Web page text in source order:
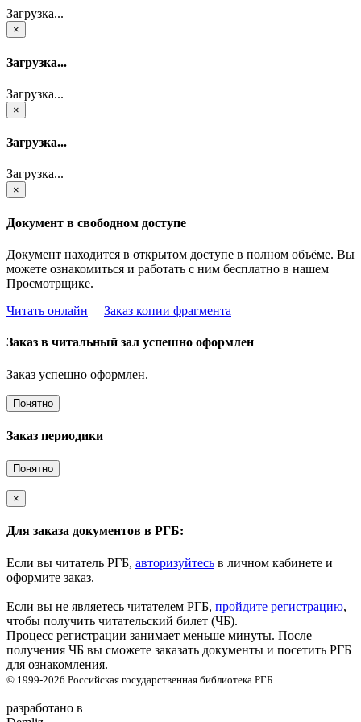
Загрузка...
×
Загрузка...
Загрузка...
×
Загрузка...
Загрузка...
×
Документ в свободном доступе
Документ находится в открытом доступе в полном объёме. Вы
можете ознакомиться и работать с ним бесплатно в нашем
Просмотрщике.
Читать онлайн
Заказ копии фрагмента
Заказ в читальный зал успешно оформлен
Заказ успешно оформлен.
Понятно
Заказ периодики
Понятно
×
Для заказа документов в РГБ:
Если вы читатель РГБ, авторизуйтесь в личном кабинете и
оформите заказ.
Если вы не являетесь читателем РГБ, пройдите регистрацию,
чтобы получить читательский билет (ЧБ).
Процесс регистрации занимает меньше минуты. После
получения ЧБ вы сможете заказать документы и посетить РГБ
для ознакомления.
© 1999-2026 Российская государственная библиотека РГБ
разработано в